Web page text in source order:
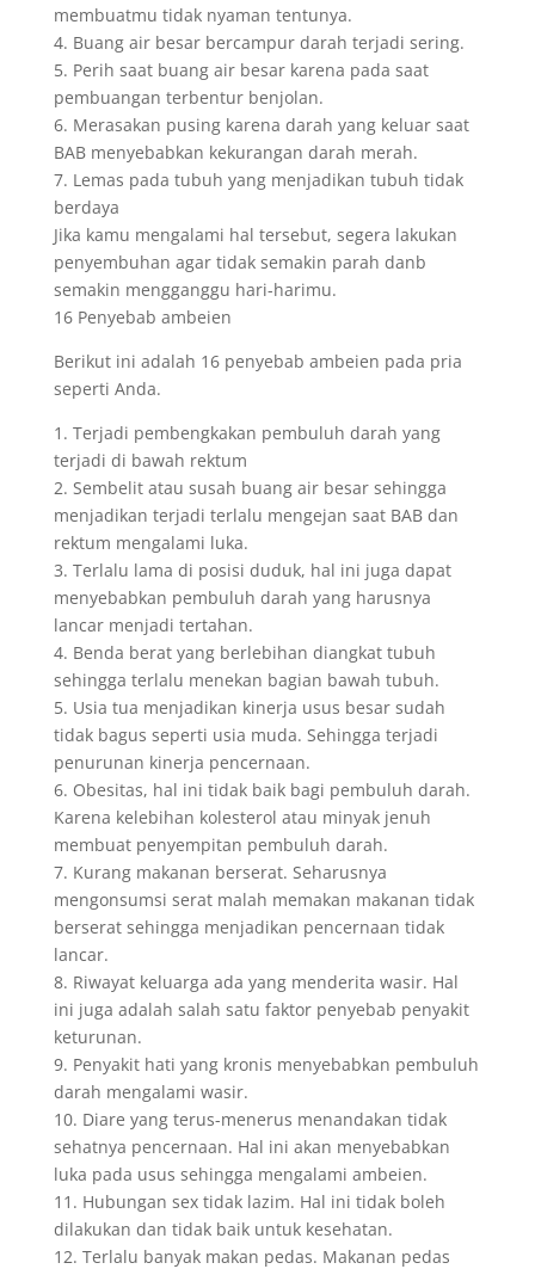
membuatmu tidak nyaman tentunya.
4. Buang air besar bercampur darah terjadi sering.
5. Perih saat buang air besar karena pada saat
pembuangan terbentur benjolan.
6. Merasakan pusing karena darah yang keluar saat
BAB menyebabkan kekurangan darah merah.
7. Lemas pada tubuh yang menjadikan tubuh tidak
berdaya
Jika kamu mengalami hal tersebut, segera lakukan
penyembuhan agar tidak semakin parah danb
semakin mengganggu hari-harimu.
16 Penyebab ambeien
Berikut ini adalah 16 penyebab ambeien pada pria
seperti Anda.
1. Terjadi pembengkakan pembuluh darah yang
terjadi di bawah rektum
2. Sembelit atau susah buang air besar sehingga
menjadikan terjadi terlalu mengejan saat BAB dan
rektum mengalami luka.
3. Terlalu lama di posisi duduk, hal ini juga dapat
menyebabkan pembuluh darah yang harusnya
lancar menjadi tertahan.
4. Benda berat yang berlebihan diangkat tubuh
sehingga terlalu menekan bagian bawah tubuh.
5. Usia tua menjadikan kinerja usus besar sudah
tidak bagus seperti usia muda. Sehingga terjadi
penurunan kinerja pencernaan.
6. Obesitas, hal ini tidak baik bagi pembuluh darah.
Karena kelebihan kolesterol atau minyak jenuh
membuat penyempitan pembuluh darah.
7. Kurang makanan berserat. Seharusnya
mengonsumsi serat malah memakan makanan tidak
berserat sehingga menjadikan pencernaan tidak
lancar.
8. Riwayat keluarga ada yang menderita wasir. Hal
ini juga adalah salah satu faktor penyebab penyakit
keturunan.
9. Penyakit hati yang kronis menyebabkan pembuluh
darah mengalami wasir.
10. Diare yang terus-menerus menandakan tidak
sehatnya pencernaan. Hal ini akan menyebabkan
luka pada usus sehingga mengalami ambeien.
11. Hubungan sex tidak lazim. Hal ini tidak boleh
dilakukan dan tidak baik untuk kesehatan.
12. Terlalu banyak makan pedas. Makanan pedas